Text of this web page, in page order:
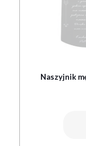
Naszyjnik